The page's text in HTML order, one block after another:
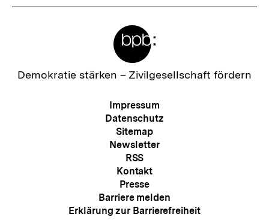
Zur
Demokratie stärken – Zivilgesellschaft fördern
Meta-
Navigation
Impressum
Datenschutz
Sitemap
Newsletter
RSS
Kontakt
Presse
Barriere melden
Erklärung zur Barrierefreiheit